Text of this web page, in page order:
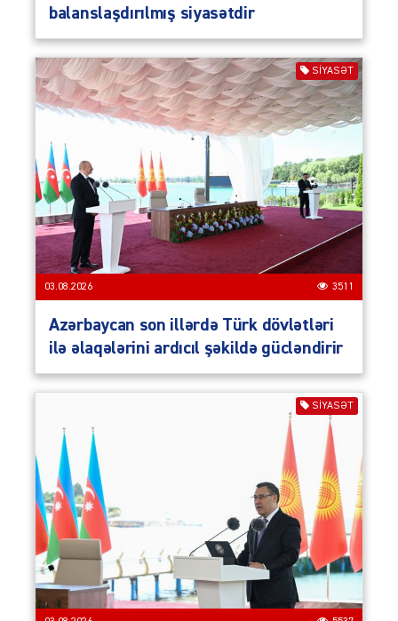
balanslaşdırılmış siyasətdir
SIYASƏT
03.08.2026 3511
Azərbaycan son illərdə Türk dövlətləri
ilə əlaqələrini ardıcıl şəkildə gücləndirir
SIYASƏT